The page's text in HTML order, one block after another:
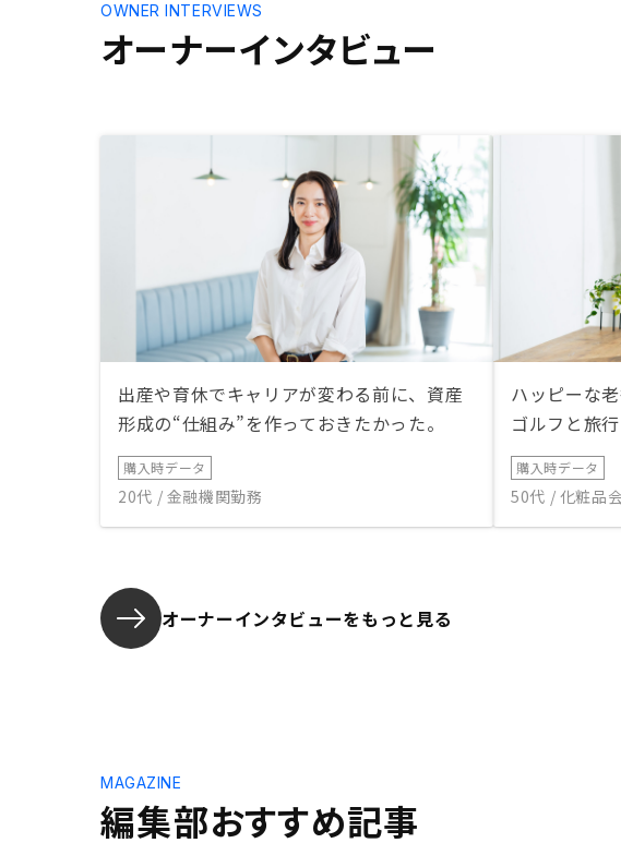
オーナーインタビュー
OWNER INTERVIEWS
出産や育休でキャリアが変わる前に、資産
形成の“仕組み”を作っておきたかった。
購入時データ
20代 / 金融機関勤務
ハッピーな
ゴルフと旅
購入時データ
50代 / 化粧品
オーナーインタビューをもっと見る
編集部おすすめ記事
MAGAZINE